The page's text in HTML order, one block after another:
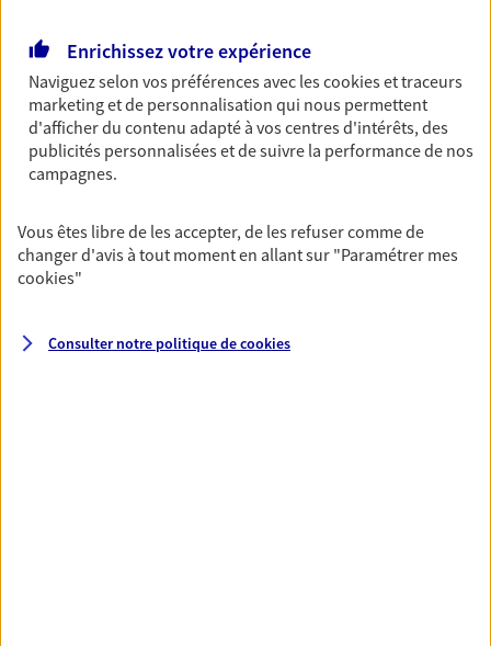
Découvrir l'offre Auto
OBTENIR UN TARIF EN LIGNE
Couvrez vos dépenses de santé ainsi que celles de
votre famille avec la complémentaire santé qui
vous ressemble.
Enrichissez votre expérience
Naviguez selon vos préférences avec lescookies et traceurs
marketing et de personnalisation qui nous permettent
d'afficher du contenu adapté à vos centres d'intérêts, des
publicités personnalisées et de suivre la performance de nos
campagnes.
Vous êtes libre de les accepter, de les refuser comme de
changer d'avis à tout moment en allant sur "Paramétrer mes
cookies"
Consulter notre politique decookies